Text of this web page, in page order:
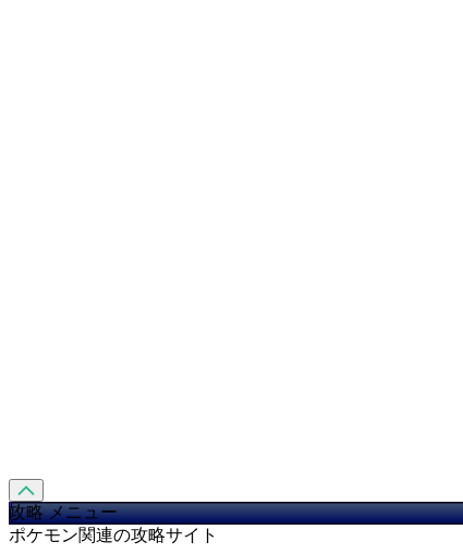
攻略 メニュー
ポケモン関連の攻略サイト